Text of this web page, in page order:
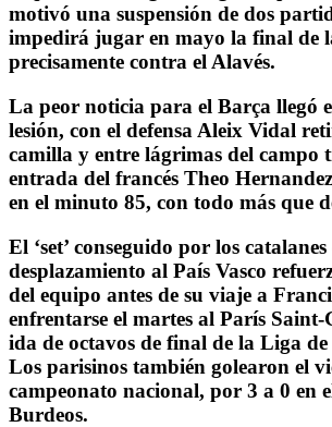
motivó una suspensión de dos
impedirá jugar en mayo la final de
precisamente contra el Alavés.
La peor noticia para el Barça llegó
lesión, con el defensa Aleix Vidal
camilla y entre lágrimas del campo
entrada del francés Theo
en el minuto 85, con todo más que
El ‘set’ conseguido por los catalanes
desplazamiento al País Vasco
del equipo antes de su viaje a
enfrentarse el martes al París
ida de octavos de final de la Liga de
Los parisinos también golearon el
campeonato nacional, por 3 a 0 en
Burdeos.